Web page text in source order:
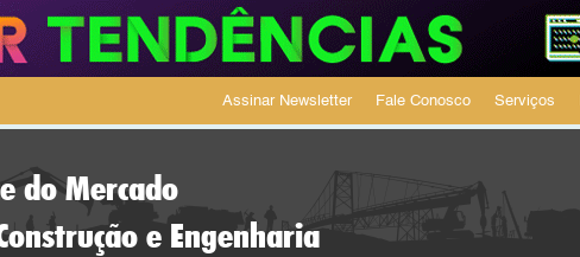
Assinar Newsletter Fale Conosco Serviços
do Mercado
e Engenharia